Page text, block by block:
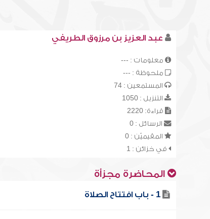
عبد العزيز بن مرزوق الطريفي
معلومات : ---
ملحوظة : ---
المستمعين : 74
التنزيل : 1050
قراءة: 2220
الرسائل : 0
المقيميّن : 0
في خزائن : 1
المحاضرة مجزأة
1 - باب افتتاح الصلاة